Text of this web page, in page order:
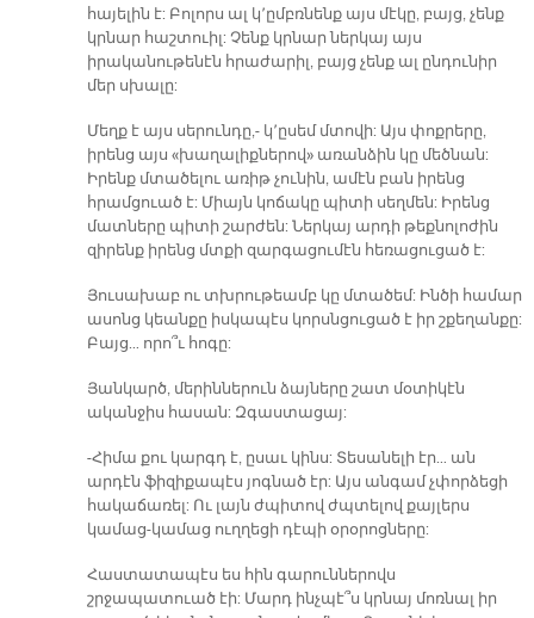
հայելին է: Բոլորս ալ կ՚ըմբռնենք այս մէկը, բայց, չենք
կրնար հաշտուիլ: Չենք կրնար ներկայ այս
իրականութենէն հրաժարիլ, բայց չենք ալ ընդունիր
մեր սխալը:
Մեղք է այս սերունդը,- կ՚ըսեմ մտովի: Այս փոքրերը,
իրենց այս «խաղալիքներով» առանձին կը մեծնան:
Իրենք մտածելու առիթ չունին, ամէն բան իրենց
հրամցուած է: Միայն կոճակը պիտի սեղմեն: Իրենց
մատները պիտի շարժեն: Ներկայ արդի թեքնոլոժին
զիրենք իրենց մտքի զարգացումէն հեռացուցած է:
Յուսախաբ ու տխրութեամբ կը մտածեմ: Ինծի համար
ասոնց կեանքը իսկապէս կորսնցուցած է իր շքեղանքը:
Բայց… որո՞ւ հոգը:
Յանկարծ, մերիններուն ձայները շատ մօտիկէն
ականջիս հասան: Զգաստացայ:
-Հիմա քու կարգդ է, ըսաւ կինս: Տեսանելի էր… ան
արդէն ֆիզիքապէս յոգնած էր: Այս անգամ չփորձեցի
հակաճառել: Ու լայն ժպիտով ժպտելով քայլերս
կամաց-կամաց ուղղեցի դէպի օրօրոցները:
Հաստատապէս ես հին գարուններովս
շրջապատուած էի: Մարդ ինչպէ՞ս կրնայ մոռնալ իր